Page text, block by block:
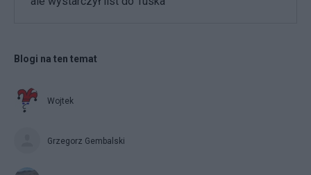
Blogi na ten temat
Wojtek
Grzegorz Gembalski